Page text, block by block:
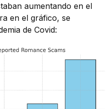
aumentando en el
en el gráfico, se
de Covid: